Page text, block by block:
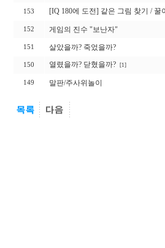
153 [IQ 180에 도전] 같은 그림 찾기 /
152 게임의 진수 "보난자"
151 살았을까? 죽었을까?
150 열렸을까? 닫혔을까? [1]
149 말판/주사위놀이